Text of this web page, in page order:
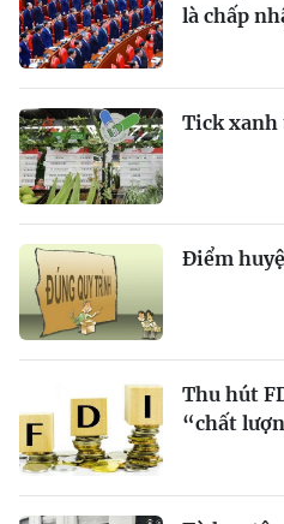
là chấp
Tick
Điểm
Thu hút
“chất